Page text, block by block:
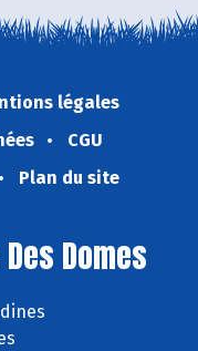
légales
CGU
Plan du site
Domes